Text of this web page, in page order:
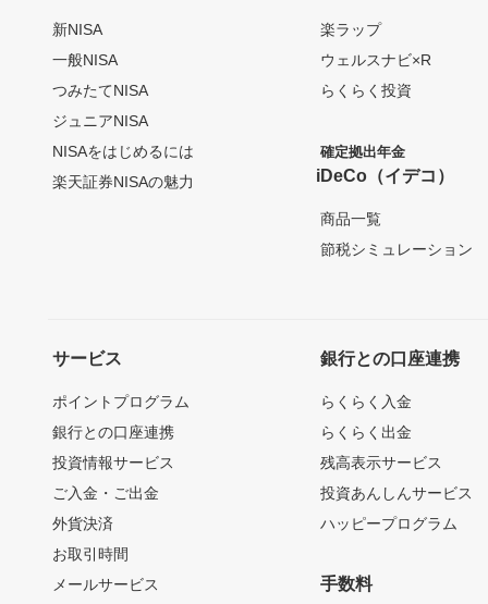
新NISA
一般NISA
つみたてNISA
ジュニアNISA
NISAをはじめるには
楽天証券NISAの魅力
楽ラップ
ウェルスナビ×R
らくらく投資
確定拠出年金
iDeCo（イデコ）
商品一覧
節税シミュレーション
サービス
ポイントプログラム
銀行との口座連携
投資情報サービス
ご入金・ご出金
外貨決済
お取引時間
メールサービス
銀行との口座連携
らくらく入金
らくらく出金
残高表示サービス
投資あんしんサービス
ハッピープログラム
手数料